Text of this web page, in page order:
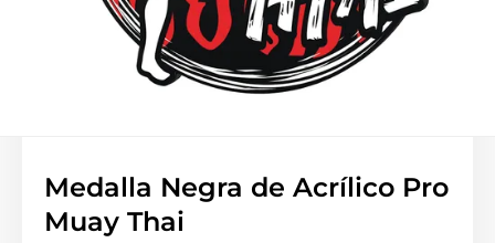
Medalla Negra de Acrílico Pro
Muay Thai